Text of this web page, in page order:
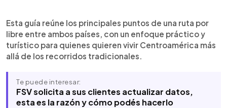
Esta guía reúne los principales puntos de una ruta por
libre entre ambos países, con un enfoque práctico y
turístico para quienes quieren vivir Centroamérica más
allá de los recorridos tradicionales.
Te puede interesar:
FSV solicita a sus clientes actualizar datos,
esta es la razón y cómo podés hacerlo